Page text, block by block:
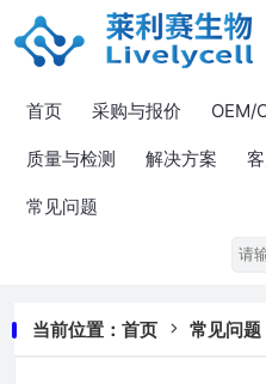
首页 采购与报价 OEM/
质量与检测 解决方案
常见问题
当前位置： 首页 常见问题